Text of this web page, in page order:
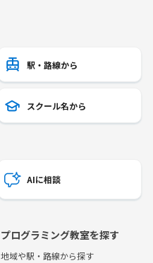
駅・路線から
スクール名から
AIに相談
プログラミング教室を探す
地域や駅・路線から探す